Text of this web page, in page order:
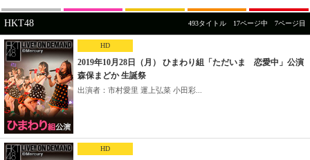
HKT48 493タイトル 17ページ中 7ページ目
HD
2019年10月28日（月） ひまわり組「ただいま 恋愛中」公演
森保まどか 生誕祭
出演者：市村愛里 運上弘菜 小田彩...
HD